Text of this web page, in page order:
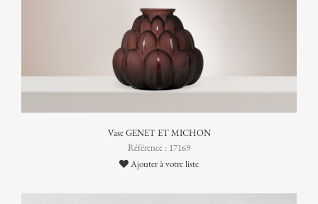
Vase GENET ET MICHON
Référence : 17169
Ajouter à votre liste